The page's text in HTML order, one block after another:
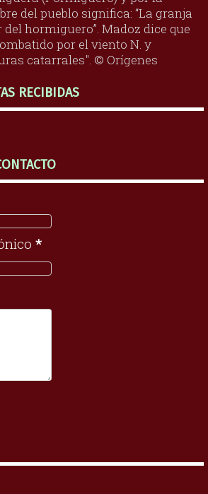
del pueblo significa: “La granja
hormiguero”. Madoz dice que
por el viento N. y
catarrales". © Orígenes
RECIBIDAS
*